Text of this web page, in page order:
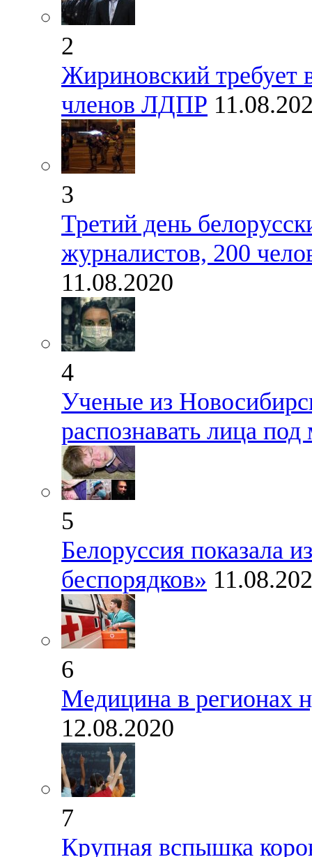
2
Жириновский требует
членов ЛДПР
3
Третий день
журналистов, 200
11.08.2020
4
Ученые из
распознавать лица под
5
Белоруссия показала
беспорядков»
6
Медицина в регионах
12.08.2020
7
Крупная вспышка